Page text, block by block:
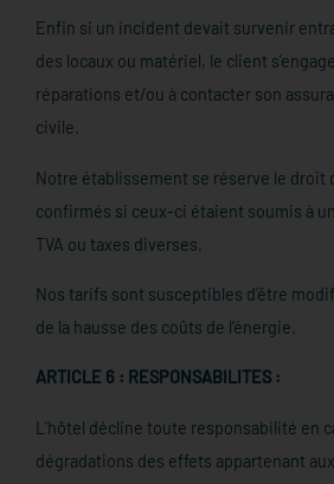
Enfin si un incident devait survenir
des locaux ou matériel, le client
réparations et/ou à contacter son
civile.
Notre établissement se réserve le droit
confirmés si ceux-ci étaient soumis à
TVA ou taxes diverses.
Nos tarifs sont susceptibles d’être
de la hausse des coûts de l’énergie.
ARTICLE 6 : RESPONSABILITES :
L’hôtel décline toute responsabilité en
dégradations des effets appartenant